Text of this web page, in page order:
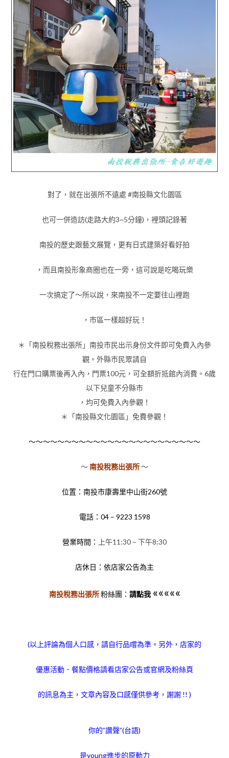
對了，就在出張所不遠處 #南投縣文化園區
也可一併造訪(走路大約3~5分鐘)，裡頭記錄著
南投的歷史跟藝文展覽，更有日式建築好看好拍
，而且南投形象商圈也在一旁，這可說是吃喝玩樂
一次搞定了～所以說，來南投不一定要往山裡跑
，市區一樣超好玩！
＊「南投稅務出張所」南投市民出示身份文件即可免費入內參
觀。外縣市民眾請自
行在門口購票後再入內，門票100元，可全額折抵館內消費。6歲
以下兒童不分縣市
，均可免費入內參觀！
＊「南投縣文化園區」免費參觀！
～～～～～～～～～～～～～～～～～～～～～～～～
～南投稅務出張所～
位置：南投市康壽里中山街260號
電話： 04 – 9223 1598
營業時間： 上午11:30 – 下午8:30
店休日：依店家公告為主
南投稅務出張所粉絲團： 請點我 «««««
(以上評論為個人口感，請自行品嚐為準。另外，店家的
優惠活動．餐點價格請看店家公告或官網及粉絲頁
的訊息為主，文章內容及口感僅供參考，謝謝 !! )
你的”讚聲”(台語)
是young進步的原動力